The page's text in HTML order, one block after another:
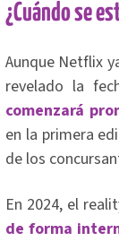
¿Cuándo se
Aunque Netflix
revelado la
comenzará
en la primera
de los
En 2024, el
de forma